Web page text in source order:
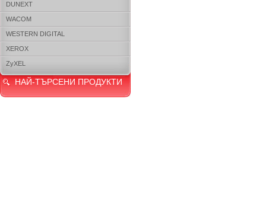
DUNEXT
WACOM
WESTERN DIGITAL
XEROX
ZyXEL
НАЙ-ТЪРСЕНИ ПРОДУКТИ